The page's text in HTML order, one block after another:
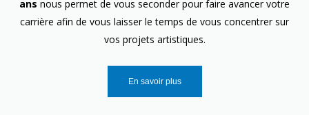
ans nous permet de vous seconder pour faire avancer votre
carrière afin de vous laisser le temps de vous concentrer sur
vos projets artistiques.
En savoir plus